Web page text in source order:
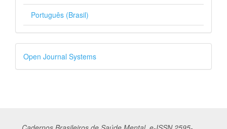
Português (Brasil)
Desenvolvido
por
Open Journal Systems